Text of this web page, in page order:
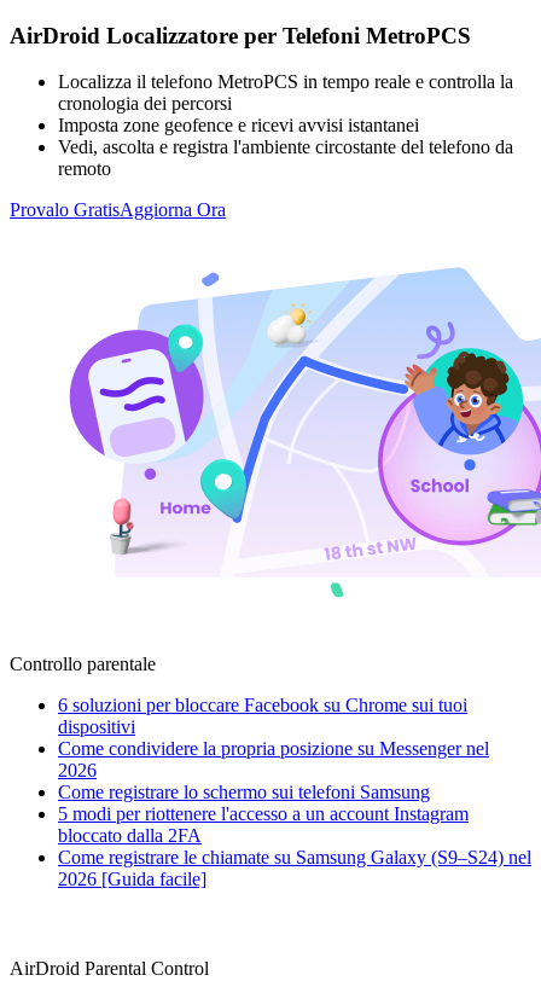
AirDroid Localizzatore per Telefoni MetroPCS
Localizza il telefono MetroPCS in tempo reale e controlla la
cronologia dei percorsi
Imposta zone geofence e ricevi avvisi istantanei
Vedi, ascolta e registra l'ambiente circostante del telefono da
remoto
Provalo GratisAggiorna Ora
Controllo parentale
6 soluzioni per bloccare Facebook su Chrome sui tuoi
dispositivi
Come condividere la propria posizione su Messenger nel
2026
Come registrare lo schermo sui telefoni Samsung
5 modi per riottenere l'accesso a un account Instagram
bloccato dalla 2FA
Come registrare le chiamate su Samsung Galaxy (S9–S24) nel
2026 [Guida facile]
AirDroid Parental Control